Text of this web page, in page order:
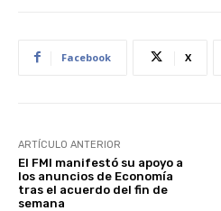
Facebook X
ARTÍCULO ANTERIOR
El FMI manifestó su apoyo a
los anuncios de Economía
tras el acuerdo del fin de
semana